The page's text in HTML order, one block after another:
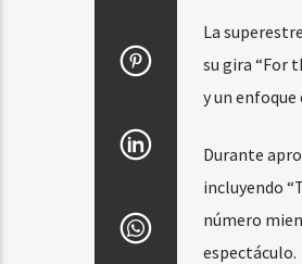
La
su gira “For
y un
Durante
incluyendo
número
espectáculo.